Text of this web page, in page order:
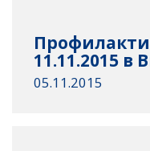
11.11.2015
05.11.2015